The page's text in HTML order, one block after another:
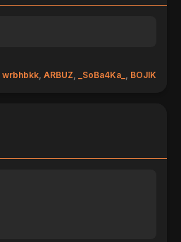
wrbhbkk, ARBUZ, _SoBa4Ka_ , BOJIK